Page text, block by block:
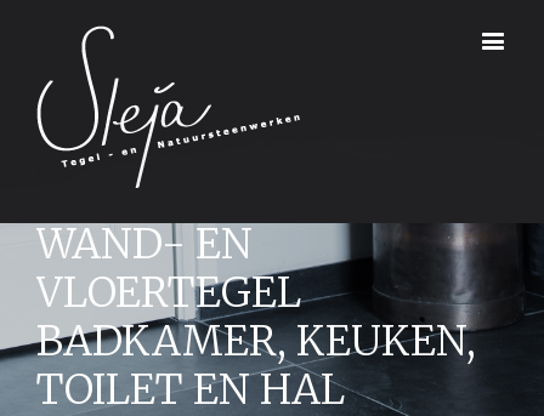
WAND- EN
VLOERTEGEL
BADKAMER, KEUKEN,
TOILET EN HAL